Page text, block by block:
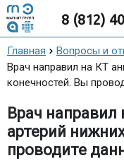
8 (812)
Главная
Вопросы и
Врач направил на КТ
конечностей. Вы
Врач
артерий
проводите